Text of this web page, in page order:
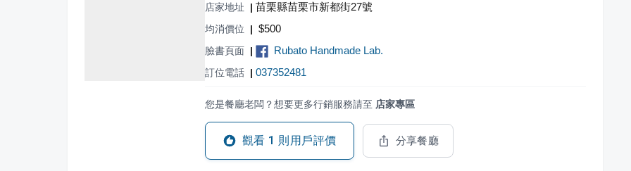
店家地址 | 苗栗縣苗栗市新都街27號
均消價位 | $500
臉書頁面 | Rubato Handmade Lab.
訂位電話 | 037352481
您是餐廳老闆？想要更多行銷服務請至 店家專區
觀看 1 則用戶評價 分享餐廳